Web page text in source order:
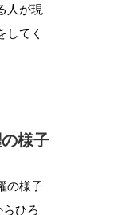
人が現
してく
様子
の様子
らひろ